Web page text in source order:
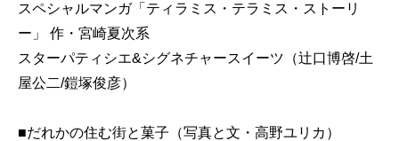
スペシャルマンガ「ティラミス・テラミス・ストーリ
ー」 作・宮崎夏次系
スターパティシエ&シグネチャースイーツ（辻口博啓/土
屋公二/鎧塚俊彦）
■だれかの住む街と菓子（写真と文・高野ユリカ）